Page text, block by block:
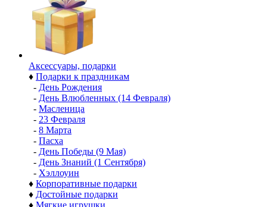
Аксессуары, подарки
♦ Подарки к праздникам
- День Рождения
- День Влюбленных (14 Февраля)
- Масленица
- 23 Февраля
- 8 Марта
- Пасха
- День Победы (9 Мая)
- День Знаний (1 Сентября)
- Хэллоуин
♦ Корпоративные подарки
♦ Достойные подарки
♦ Мягкие игрушки